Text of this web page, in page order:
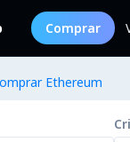
Comprar
Ethereum